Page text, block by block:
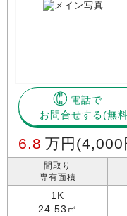
電話で
お問合せする
6.8 万円 (4,000
間取り
専有面積
1K
24.53㎡